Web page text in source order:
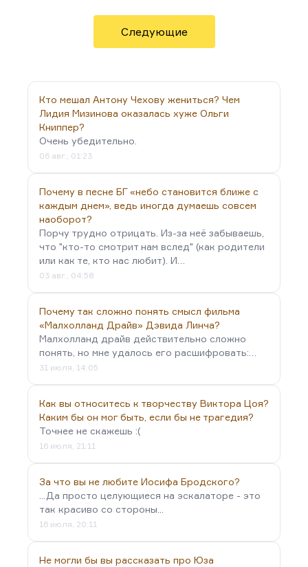
все-таки, ничего не поделаешь, как даже
большее отклонение, чем гомосексуальность.
Потому что это какая-то андрогинность, все-таки
кажется. Хотя я понимаю, что это уже почти
норма,…
Следующие
Кто мешал Антону Чехову жениться? Чем
Лидия Мизинова оказалась хуже Ольги
Книппер?
Очень убедительно.
06 авг., 01:23
Почему в песне БГ «небо становится ближе с
каждым днем», ведь иногда думаешь совсем
наоборот?
Порчу трудно отрицать. Из-за неё забываешь,
что "кто-то смотрит нам вслед" (как родители
или как те, кто нас любит). И…
03 авг., 04:58
Почему так сложно понять смысл фильма
«Малхолланд Драйв» Дэвида Линча?
Малхолланд драйв действительно сложно
понять, но мне удалось его расшифровать:…
31 июля, 14:05
Как вы относитесь к творчеству Виктора Цоя?
Каким бы он мог быть, если бы не трагедия?
Точнее не скажешь :(
16 июля, 21:11
За что вы не любите Иосифа Бродского?
...Да просто целующиеся на эскалаторе - это
так красиво со стороны...
16 июля, 20:11
Не могли бы вы рассказать про Юза